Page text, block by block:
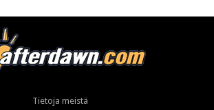
Tietoja meistä